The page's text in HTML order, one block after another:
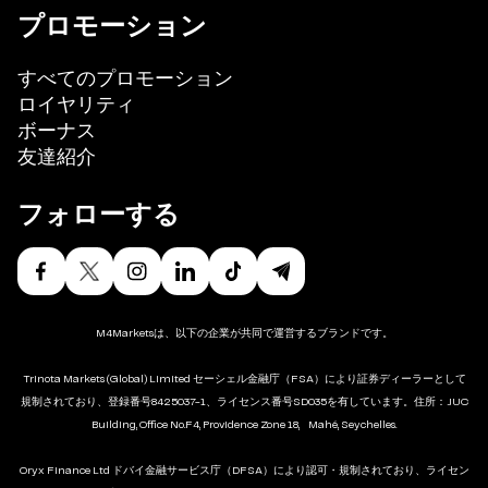
プロモーション
すべてのプロモーション
ロイヤリティ
ボーナス
友達紹介
フォローする
M4Marketsは、以下の企業が共同で運営するブランドです。
Trinota Markets (Global) Limited セーシェル金融庁（FSA）により証券ディーラーとして
規制されており、登録番号8425037-1、ライセンス番号SD035を有しています。住所：JUC
Building, Office No.F4, Providence Zone 18, Mahé, Seychelles.
Oryx Finance Ltd ドバイ金融サービス庁（DFSA）により認可・規制されており、ライセン